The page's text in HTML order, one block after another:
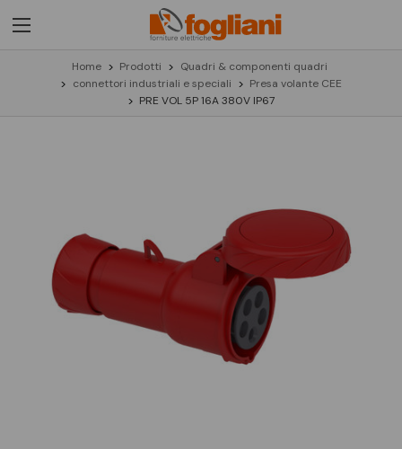
Home Prodotti
Quadri & componenti quadri
connettori industriali e speciali
Presa volante CEE
PRE VOL 5P 16A 380V IP67